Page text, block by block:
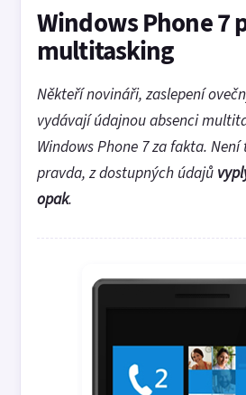
Windows Phone 7
multitasking
Někteří novináři, zaslepení
vydávají údajnou absenci
Windows Phone 7 za fakta.
pravda, z dostupných údajů
opak.